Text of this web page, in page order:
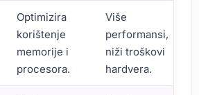
Optimizira
korištenje
memorije i
procesora.
Više
performansi,
niži troškovi
hardvera.